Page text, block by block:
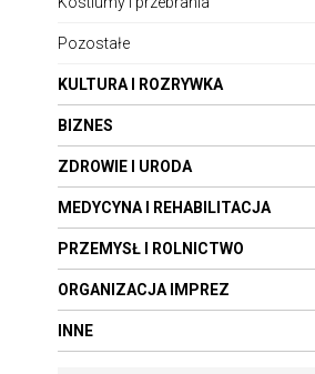
Pozostałe
KULTURA I ROZRYWKA
BIZNES
ZDROWIE I URODA
MEDYCYNA I REHABILITACJA
PRZEMYSŁ I ROLNICTWO
ORGANIZACJA IMPREZ
INNE